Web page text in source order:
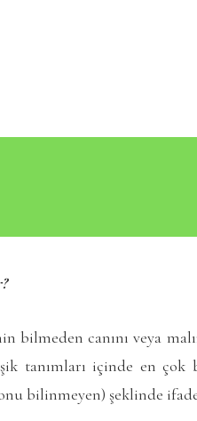
bilmeden canını veya
tanımları içinde en çok
bilinmeyen) şeklinde